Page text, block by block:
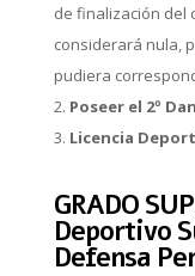
de finalización del
considerará nula,
pudiera
Poseer el 2º
Licencia
GRADO
Deportivo
Defensa